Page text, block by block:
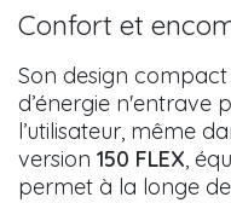
Confort et
Son design
d’énergie n'entrave
l’utilisateur, même
version 150 FLEX,
permet à la longe